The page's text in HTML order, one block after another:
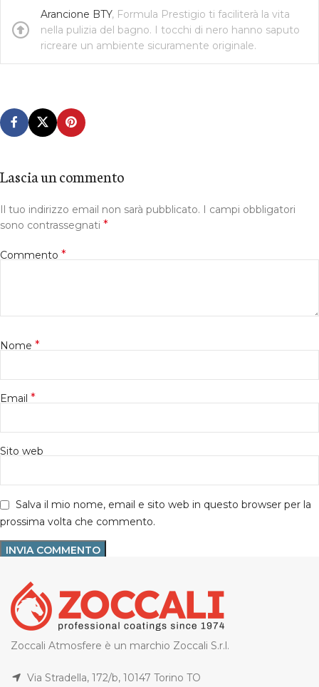
Arancione BTY, Formula Prestigio ti faciliterà la vita
nella pulizia del bagno. I tocchi di nero hanno saputo
ricreare un ambiente sicuramente originale.
Lascia un commento
Il tuo indirizzo email non sarà pubblicato. I campi obbligatori
sono contrassegnati *
Commento *
Nome *
Email *
Sito web
Salva il mio nome, email e sito web in questo browser per la
prossima volta che commento.
Zoccali Atmosfere è un marchio Zoccali S.r.l.
Via Stradella, 172/b, 10147 Torino TO